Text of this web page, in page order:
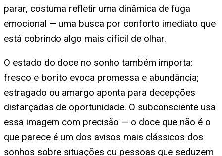
parar, costuma refletir uma dinâmica de fuga
emocional — uma busca por conforto imediato que
está cobrindo algo mais difícil de olhar.
O estado do doce no sonho também importa:
fresco e bonito evoca promessa e abundância;
estragado ou amargo aponta para decepções
disfarçadas de oportunidade. O subconsciente usa
essa imagem com precisão — o doce que não é o
que parece é um dos avisos mais clássicos dos
sonhos sobre situações ou pessoas que seduzem